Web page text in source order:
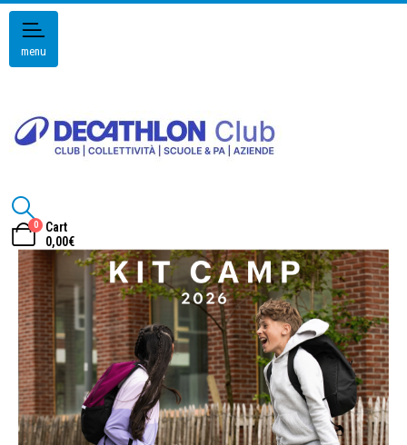
menu
0
Cart
0,00€